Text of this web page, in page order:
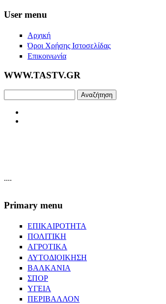
Skip to main content
User menu
Αρχική
Όροι Χρήσης Ιστοσελίδας
Επικοινωνία
WWW.TASTV.GR
....
Primary menu
ΕΠΙΚΑΙΡΟΤΗΤΑ
ΠΟΛΙΤΙΚΗ
ΑΓΡΟΤΙΚΑ
ΑΥΤΟΔΙΟΙΚΗΣΗ
ΒΑΛΚΑΝΙΑ
ΣΠΟΡ
ΥΓΕΙΑ
ΠΕΡΙΒΑΛΛΟΝ